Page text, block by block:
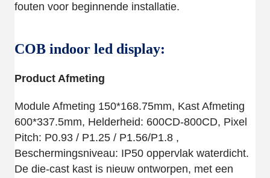
fouten voor beginnende installatie.
COB indoor led display:
Product Afmeting
Module Afmeting 150*168.75mm, Kast Afmeting
600*337.5mm, Helderheid: 600CD-800CD, Pixel
Pitch: P0.93 / P1.25 / P1.56/P1.8 ,
Beschermingsniveau: IP50 oppervlak waterdicht.
De die-cast kast is nieuw ontworpen, met een